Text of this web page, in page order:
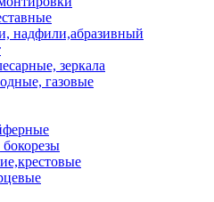
надфили,абразивный
зеркала
газовые